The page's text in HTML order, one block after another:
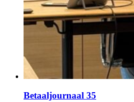
Betaaljournaal 35